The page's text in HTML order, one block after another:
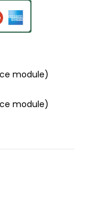
module)
module)